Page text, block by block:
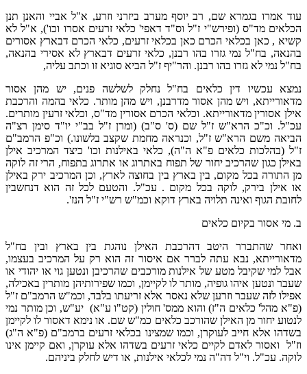
עוד אמרו בגמרא שם, רב יוסף מערב ביזרני וזרע, א"ל אביי והאנן תנן
הכלאים מד"ס (ופירש"י ז"ל וס"ד דאפי' כלאי זרעים אסרו וכו'), א"ל לא
קשיא , כאן בכלאי הכרם כאן בכלאי זרעים, כלאי הכרם דבארץ אסורים
בהנאה, בח"ל נמי גזרו בהו רבנן, כלאי זרעים דבארץ לא אסירי בהנאה,
בח"ל נמי לא גזרו בהו רבנן. והר"יף ז"ל הביא סוגיא זו וכתב עליה,
נמצא עכשיו דין כלאים בח"ל נחלק לשלשה פנים, יש מהן אסור
מדאורייתא, ויש מהן אסור מדרבנן, ויש מהן מותר. כלאי בהמה והרכבת
אילן אסורין מדאורייתא. וכלאי הכרם אסורין מד"ס, וכלאי זרעין מותרים.
עכ"ל. וכ"כ הרא"ש ז"ל שם (ס' ס"ב) (ומרן ז"ל בב"י יו"ד סימן רצ"ה
הביאה משם הרא"ש ז"ל, וכנראה מחמת שקצב בלשונו.) וכ"פ הרמב"ם
ז"ל (בהלכות כלאים פ"א ה"ה), כלאי באילנות וכו' כיצד המרכיב אילן
באילן כגון שהרכיב יחור של תפוח באתרוג או אתרוג בתפוח, הרי זה לוקה
מן התורה בכל מקום, בין בארץ בין בחוצה לארץ, וכן המרכיב ירק באילן
או אילן בירק, לוקה בכל מקום . עכ"ל. והטעם לכל זה הוא דנחשבין
לחובת הגוף ואינה תלויה בארץ דוקא וכמ"ש רש"י ז"ל הנז'.
ב. מי אסור בקיום כלאים
ואחר שהתברר היטב דהרכבת האילן נוהגת בין בארץ ובין בח"ל
מדאורייתא, נבא עתה לברר אם איסור זה הוא רק על המרכיב בעצמו,
אבל למי שקיבל מטע של אילנות מורכבים שהרכיבן ונטען גוי או יהודי או
שעבר ונטען איהו גופיה, מותר לו לקיימן, וכמו שפירותיהן מותרין באכילה,
אפילו לזה שעבר וזרען שלא נאסר אלא זריעתו בלבד, וכמ"ש הרמב"ם ז"ל
(פ"א מהל' כלאים ה"ז) והוא ממס' חולין (קט"ו ע"א) יע"ש, וכן מותר נמי
לנטוע יחור מן האילן שהורכב כלאים כמ"ש שם. או נימא דאסור לו לקיימן
בשדהו אלא חייב לעוקרן, וכמו שמצינו בכלאי זרעים ברמב"ם (פ"א ה"ג)
וז"ל ואסור לאדם לקיים כלאי זרעים בשדהו אלא עוקרן, ואם קיימן אינו
לוקה. עכ"ל. וי"ל דה"ה נמי לכלאי אילנות, או דיש לחלק ביניהם.